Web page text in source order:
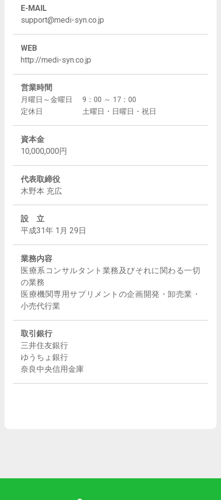
E-MAIL
support@medi-syn.co.jp
WEB
http://medi-syn.co.jp
営業時間
月曜日～金曜日
9：00 ～ 17：00
定休日
土曜日・日曜日・祝日
資本金
10,000,000円
代表取締役
木野本 充広
設 立
平成31年 1月 29日
業務内容
医療系コンサルタント業務及びそれに関わる一切
の業務
医療機関専用サプリメントの企画開発・卸売業・
小売代行業
取引銀行
三井住友銀行
ゆうちょ銀行
奈良中央信用金庫